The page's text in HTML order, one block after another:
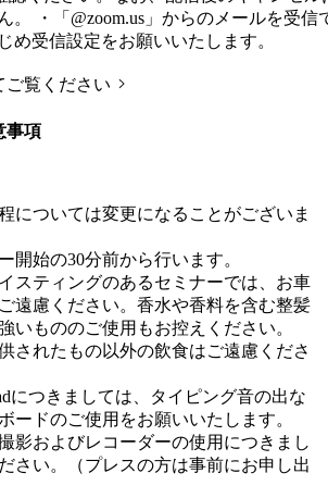
。 ・「@zoom.us」からのメールを受信
め受信設定をお願いいたします。
ご覧ください
事項
については変更になることがございま
開始の30分前から行います。
スティングのあるセミナーでは、お車
遠慮ください。香水や香料を含む整髪
いもののご使用もお控えください。
されたもの以外の飲食はご遠慮くださ
につきましては、タイピング音の出な
ードのご使用をお願いいたします。
影およびレコーダーの使用につきまし
さい。（プレスの方は事前にお申し出